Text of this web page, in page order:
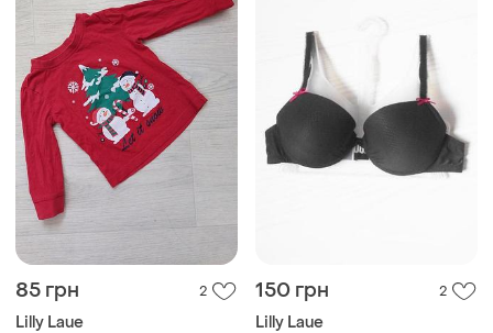
85 грн 2
Lilly Laue
150 грн 2
Lilly Laue